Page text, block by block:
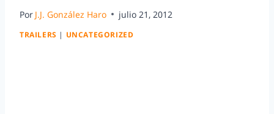
Por J.J. González Haro julio 21, 2012
TRAILERS | UNCATEGORIZED